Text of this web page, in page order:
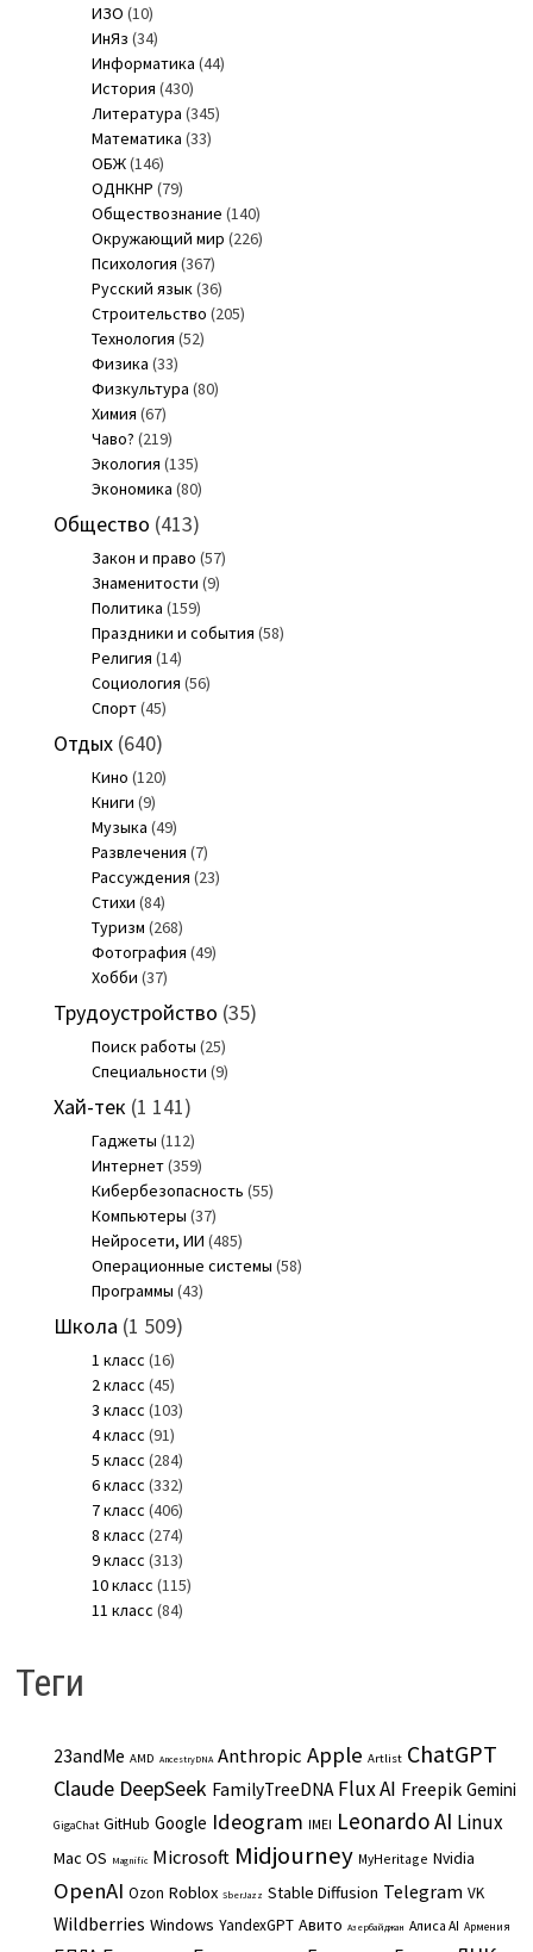
ИЗО (10)
ИнЯз (34)
Информатика (44)
История (430)
Литература (345)
Математика (33)
ОБЖ(146)
ОДНКНР (79)
Обществознание (140)
Окружающий мир (226)
Психология (367)
Русский язык(36)
Строительство (205)
Технология (52)
Физика (33)
Физкультура (80)
Химия (67)
Чаво? (219)
Экология (135)
Экономика (80)
Общество (413)
Закон и право (57)
Знаменитости (9)
Политика (159)
Праздники и события (58)
Религия (14)
Социология (56)
Спорт(45)
Отдых(640)
Кино (120)
Книги (9)
Музыка (49)
Развлечения (7)
Рассуждения (23)
Стихи (84)
Туризм (268)
Фотография (49)
Хобби (37)
Трудоустройство (35)
Поиск работы (25)
Специальности (9)
Хай-тек (1 141)
Гаджеты (112)
Интернет(359)
Кибербезопасность (55)
Компьютеры (37)
Нейросети, ИИ (485)
Операционные системы (58)
Программы (43)
Школа (1 509)
1 класс (16)
2 класс (45)
3 класс (103)
4 класс (91)
5 класс (284)
6 класс (332)
7 класс (406)
8 класс (274)
9 класс (313)
10 класс (115)
11 класс (84)
Теги
23andMe AMD AncestryDNA Anthropic Apple Artlist ChatGPT
Claude DeepSeek FamilyTreeDNA Flux AI Freepik Gemini
GigaChat GitHub Google Ideogram IMEI Leonardo AI Linux
Mac OS Magnific Microsoft Midjourney MyHeritage Nvidia
OpenAI Ozon Roblox SberJazz Stable Diffusion Telegram VK
Wildberries Windows YandexGPT Авито Азербайджан Алиса AI Армения